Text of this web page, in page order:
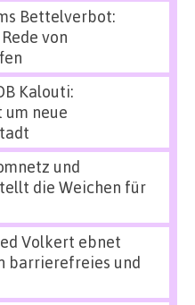
Bettelverbot:
von
Kalouti:
um neue
und
die Weichen für
Volkert ebnet
barrierefreies und